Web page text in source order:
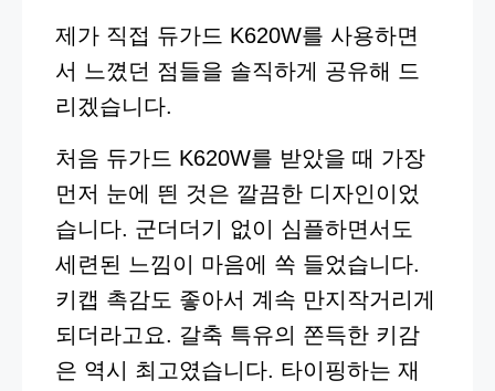
제가 직접 듀가드 K620W를 사용하면
서 느꼈던 점들을 솔직하게 공유해 드
리겠습니다.
처음 듀가드 K620W를 받았을 때 가장
먼저 눈에 띈 것은 깔끔한 디자인이었
습니다. 군더더기 없이 심플하면서도
세련된 느낌이 마음에 쏙 들었습니다.
키캡 촉감도 좋아서 계속 만지작거리게
되더라고요. 갈축 특유의 쫀득한 키감
은 역시 최고였습니다. 타이핑하는 재